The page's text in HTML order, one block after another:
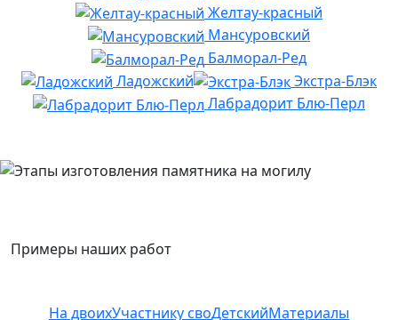
Желтау-красный
Мансуровский
Балморал-Ред
Ладожский
Экстра-Блэк
Лабрадорит Блю-Перл
Примеры наших работ
На двоихУчастнику своДетскийМатериалы